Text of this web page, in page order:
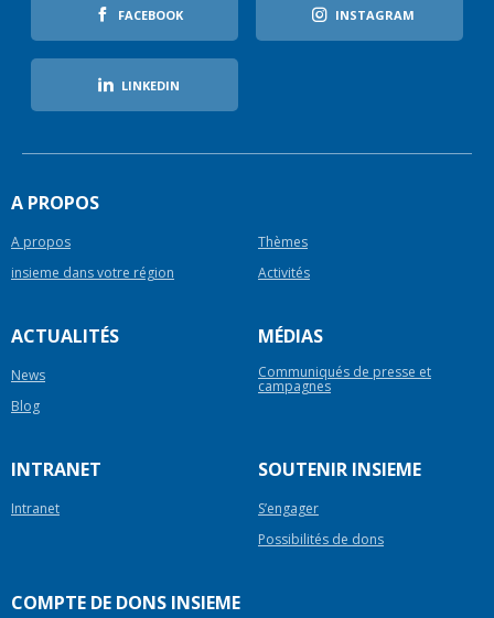
FACEBOOK INSTAGRAM
LINKEDIN
A PROPOS
A propos
Thèmes
insieme dans votre région
Activités
ACTUALITÉS
News
Blog
MÉDIAS
Communiqués de presse et
campagnes
INTRANET
Intranet
SOUTENIR INSIEME
S’engager
Possibilités de dons
COMPTE DE DONS INSIEME